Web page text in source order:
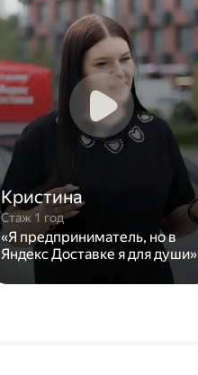
Кристина
Стаж 1 год
«Я предприниматель, но в
Яндекс Доставке я для души»